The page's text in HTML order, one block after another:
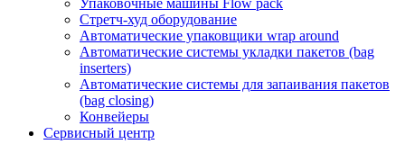
Упаковочные машины Flow pack
Стретч-худ оборудование
Автоматические упаковщики wrap around
Автоматические системы укладки пакетов (bag
inserters)
Автоматические системы для запаивания пакетов
(bag closing)
Конвейеры
Сервисный центр